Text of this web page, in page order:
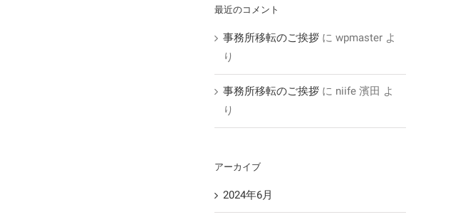
最近のコメント
事務所移転のご挨拶に wpmasterよ
り
事務所移転のご挨拶に niife 濱田 よ
り
アーカイブ
2024年6月